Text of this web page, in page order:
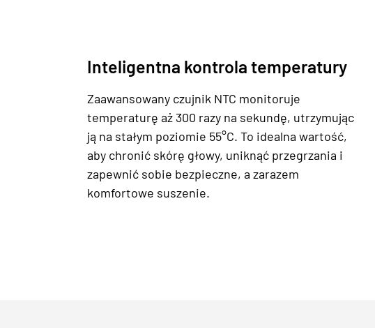
Inteligentna kontrola temperatury
Zaawansowany czujnik NTC monitoruje
temperaturę aż 300 razy na sekundę, utrzymując
ją na stałym poziomie 55°C. To idealna wartość,
aby chronić skórę głowy, uniknąć przegrzania i
zapewnić sobie bezpieczne, a zarazem
komfortowe suszenie.